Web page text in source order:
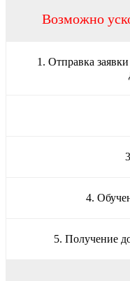
Возможно
1. Отправка
4.
5. Получение